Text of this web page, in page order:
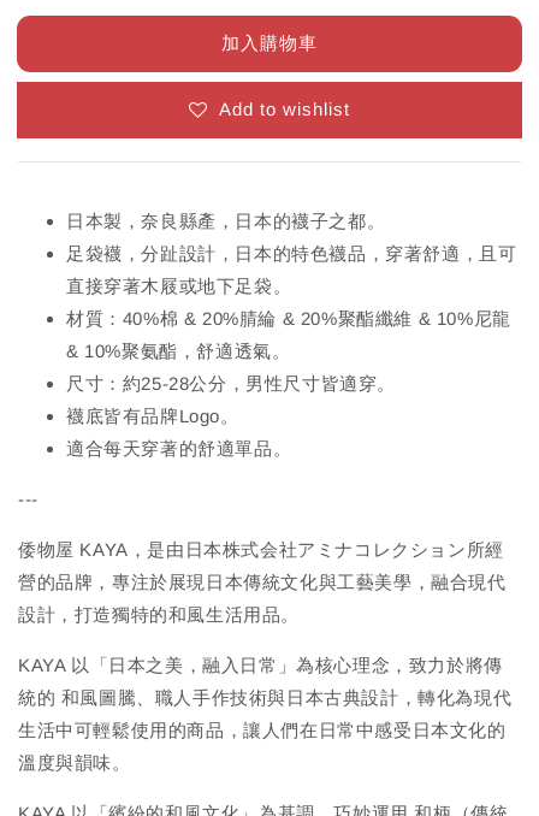
加入購物車
Add to wishlist
日本製，奈良縣產，日本的襪子之都。
足袋襪，分趾設計，日本的特色襪品，穿著舒適，且可
直接穿著木屐或地下足袋。
材質：40%棉 & 20%腈綸 & 20%聚酯纖維 & 10%尼龍
& 10%聚氨酯，舒適透氣。
尺寸：約25-28公分，男性尺寸皆適穿。
襪底皆有品牌Logo。
適合每天穿著的舒適單品。
---
倭物屋 KAYA，是由日本株式会社アミナコレクション所經
營的品牌，專注於展現日本傳統文化與工藝美學，融合現代
設計，打造獨特的和風生活用品。
KAYA 以「日本之美，融入日常」為核心理念，致力於將傳
統的 和風圖騰、職人手作技術與日本古典設計，轉化為現代
生活中可輕鬆使用的商品，讓人們在日常中感受日本文化的
溫度與韻味。